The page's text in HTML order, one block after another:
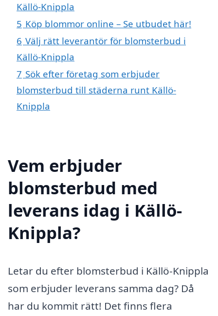
Källö-Knippla
5 Köp blommor online – Se utbudet här!
6 Välj rätt leverantör för blomsterbud i
Källö-Knippla
7 Sök efter företag som erbjuder
blomsterbud till städerna runt Källö-
Knippla
Vem erbjuder
blomsterbud med
leverans idag i Källö-
Knippla?
Letar du efter blomsterbud i Källö-Knippla
som erbjuder leverans samma dag? Då
har du kommit rätt! Det finns flera